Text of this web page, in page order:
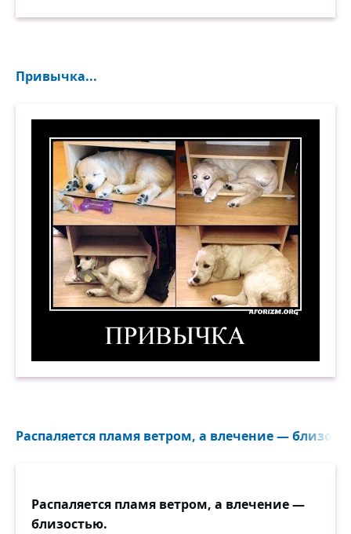
Привычка...
Распаляется пламя ветром, а влечение —
Распаляется пламя ветром, а влечение —
близостью.